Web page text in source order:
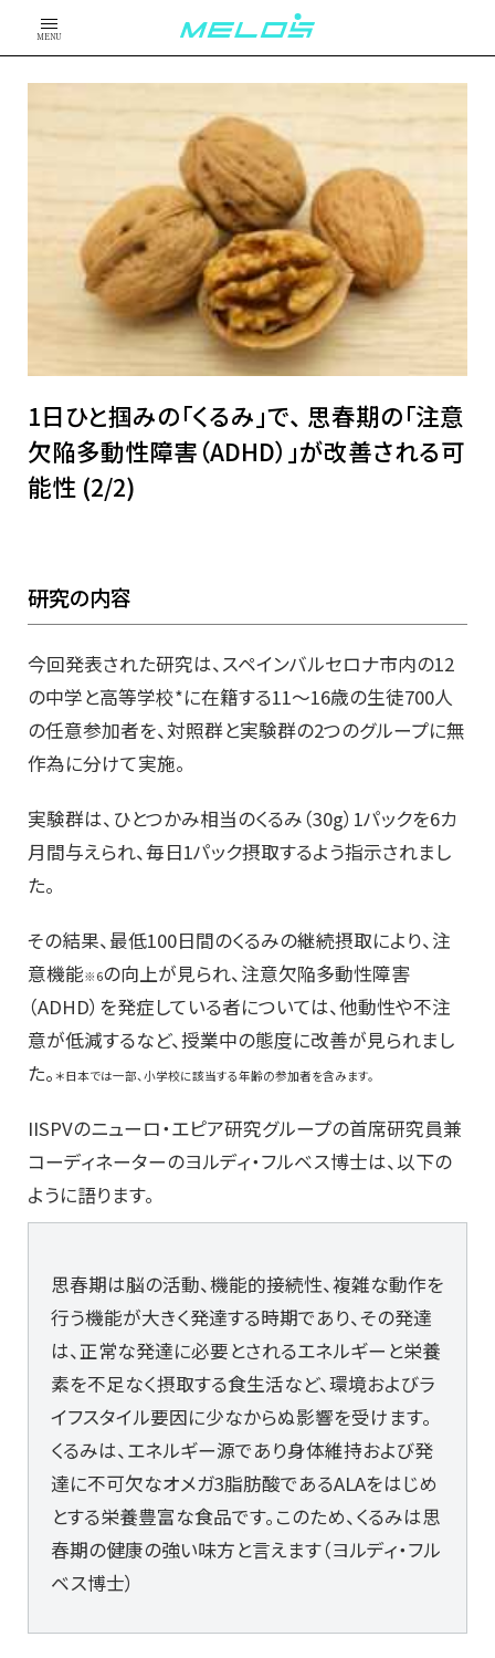
MENU
1日ひと掴みの「くるみ」で、 思春期の「注意
欠陥多動性障害（ADHD）」が改善される可
能性 (2/2)
研究の内容
今回発表された研究は、スペインバルセロナ市内の12
の中学と高等学校*に在籍する11～16歳の生徒700人
の任意参加者を、対照群と実験群の2つのグループに無
作為に分けて実施。
実験群は、ひとつかみ相当のくるみ（30g）1パックを6カ
月間与えられ、毎日1パック摂取するよう指示されまし
た。
その結果、最低100日間のくるみの継続摂取により、注
意機能※6の向上が見られ、注意欠陥多動性障害
（ADHD）を発症している者については、他動性や不注
意が低減するなど、授業中の態度に改善が見られまし
た。 ＊日本では一部、小学校に該当する年齢の参加者を含みます。
IISPVのニューロ・エピア研究グループの首席研究員兼
コーディネーターのヨルディ・フルベス博士は、以下の
ように語ります。
思春期は脳の活動、機能的接続性、複雑な動作を
行う機能が大きく発達する時期であり、その発達
は、正常な発達に必要とされるエネルギーと栄養
素を不足なく摂取する食生活など、環境およびラ
イフスタイル要因に少なからぬ影響を受けます。
くるみは、エネルギー源であり身体維持および発
達に不可欠なオメガ3脂肪酸であるALAをはじめ
とする栄養豊富な食品です。このため、くるみは思
春期の健康の強い味方と言えます（ヨルディ・フル
ベス博士）